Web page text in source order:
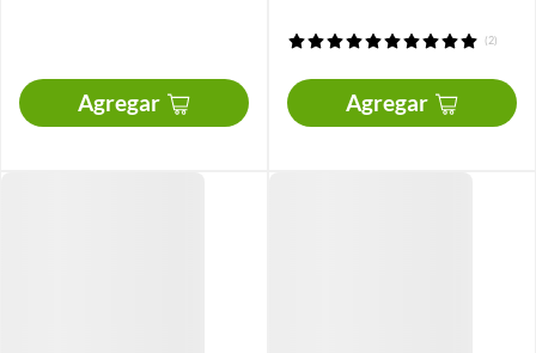
Agregar
(2)
Agregar